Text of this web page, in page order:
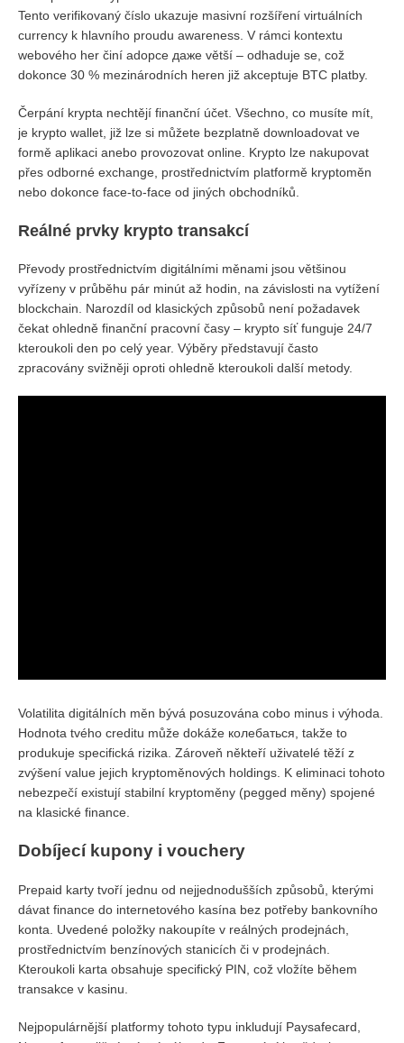
Tento verifikovaný číslo ukazuje masivní rozšíření virtuálních
currency k hlavního proudu awareness. V rámci kontextu
webového her činí adopce даже větší – odhaduje se, což
dokonce 30 % mezinárodních heren již akceptuje BTC platby.
Čerpání krypta nechtějí finanční účet. Všechno, co musíte mít,
je krypto wallet, již lze si můžete bezplatně downloadovat ve
formě aplikaci anebo provozovat online. Krypto lze nakupovat
přes odborné exchange, prostřednictvím platformě kryptoměn
nebo dokonce face-to-face od jiných obchodníků.
Reálné prvky krypto transakcí
Převody prostřednictvím digitálními měnami jsou většinou
vyřízeny v průběhu pár minút až hodin, na závislosti na vytížení
blockchain. Narozdíl od klasických způsobů není požadavek
čekat ohledně finanční pracovní časy – krypto síť funguje 24/7
kteroukoli den po celý year. Výběry představují často
zpracovány svižněji oproti ohledně kteroukoli další metody.
Volatilita digitálních měn bývá posuzována cobo minus i výhoda.
Hodnota tvého creditu může dokáže колебаться, takže to
produkuje specifická rizika. Zároveň někteří uživatelé těží z
zvýšení value jejich kryptoměnových holdings. K eliminaci tohoto
nebezpečí existují stabilní kryptoměny (pegged měny) spojené
na klasické finance.
Dobíjecí kupony i vouchery
Prepaid karty tvoří jednu od nejjednodušších způsobů, kterými
dávat finance do internetového kasína bez potřeby bankovního
konta. Uvedené položky nakoupíte v reálných prodejnách,
prostřednictvím benzínových stanicích či v prodejnách.
Kteroukoli karta obsahuje specifický PIN, což vložíte během
transakce v kasinu.
Nejpopulárnější platformy tohoto typu inkludují Paysafecard,